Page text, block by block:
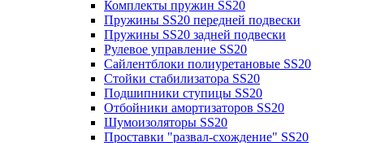
Комплекты пружин SS20
Пружины SS20 передней подвески
Пружины SS20 задней подвески
Рулевое управление SS20
Сайлентблоки полиуретановые SS20
Стойки стабилизатора SS20
Подшипники ступицы SS20
Отбойники амортизаторов SS20
Шумоизоляторы SS20
Проставки "развал-схождение" SS20